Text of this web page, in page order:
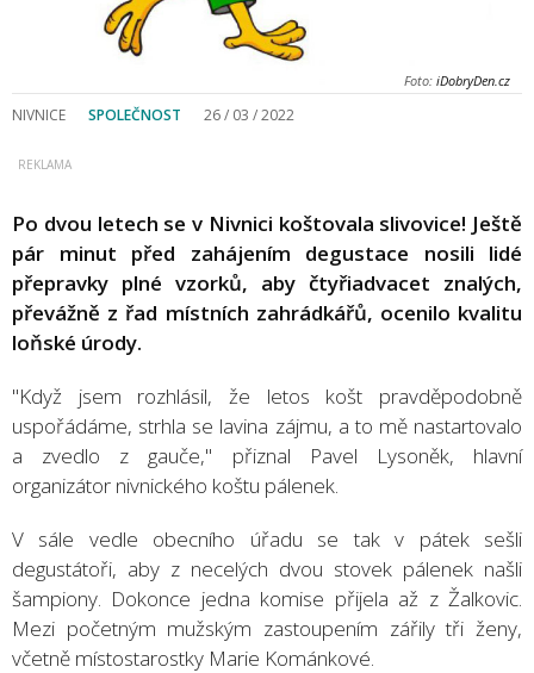
Foto: iDobryDen.cz
NIVNICE SPOLEČNOST 26 / 03 / 2022
Po dvou letech se v Nivnici koštovala slivovice! Ještě
pár minut před zahájením degustace nosili lidé
přepravky plné vzorků, aby čtyřiadvacet znalých,
převážně z řad místních zahrádkářů, ocenilo kvalitu
loňské úrody.
"Když jsem rozhlásil, že letos košt pravděpodobně
uspořádáme, strhla se lavina zájmu, a to mě nastartovalo
a zvedlo z gauče," přiznal Pavel Lysoněk, hlavní
organizátor nivnického koštu pálenek.
V sále vedle obecního úřadu se tak v pátek sešli
degustátoři, aby z necelých dvou stovek pálenek našli
šampiony. Dokonce jedna komise přijela až z Žalkovic.
Mezi početným mužským zastoupením zářily tři ženy,
včetně místostarostky Marie Kománkové.